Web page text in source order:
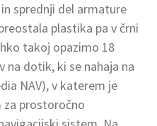
sprednji del armature
plastika pa v črni
takoj opazimo 18
dotik, ki se nahaja na
NAV), v katerem je
za prostoročno